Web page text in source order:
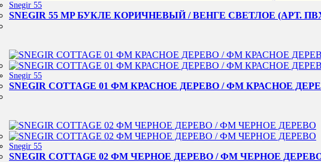
Snegir 55
SNEGIR 55 MP БУКЛЕ КОРИЧНЕВЫЙ / ВЕНГЕ СВЕТЛОЕ (АРТ.
Snegir 55
SNEGIR COTTAGE 01 ФМ КРАСНОЕ ДЕРЕВО / ФМ КРАСНОЕ
Snegir 55
SNEGIR COTTAGE 02 ФМ ЧЕРНОЕ ДЕРЕВО / ФМ ЧЕРНОЕ